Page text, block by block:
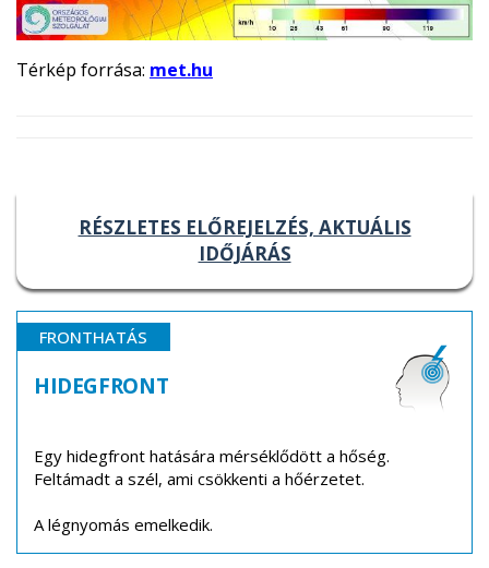
Térkép forrása: met.hu
RÉSZLETES ELŐREJELZÉS, AKTUÁLIS
IDŐJÁRÁS
FRONTHATÁS
HIDEGFRONT
Egy hidegfront hatására mérséklődött a hőség.
Feltámadt a szél, ami csökkenti a hőérzetet.
A légnyomás emelkedik.